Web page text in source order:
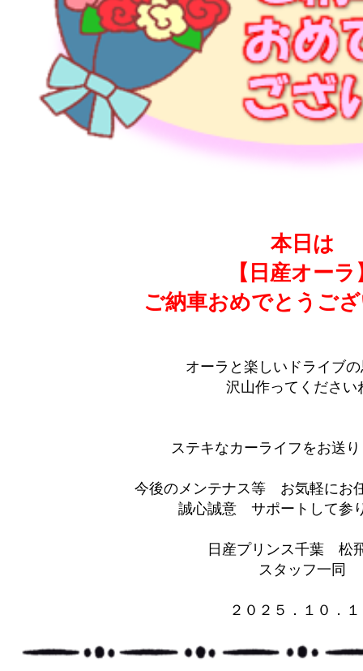
本日は
【日産オーラ
ご納車おめでとうご
オーラと楽しいドライブ
沢山作ってください
ステキなカーライフをお送
今後のメンテナス等 お気軽にお
誠心誠意 サポートして参
日産プリンス千葉 松
スタッフ一同
２０２５．１０．